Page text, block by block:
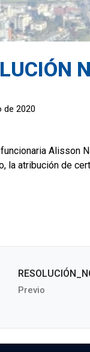
de 2020
Alisson
la atribución de
Previo